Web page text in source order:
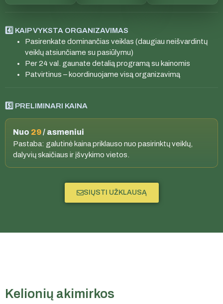
4️⃣ KAIP VYKSTA ORGANIZAVIMAS
Pasirenkate dominančias veiklas (daugiau neišvardintų
veiklų atsiunčiame su pasiūlymu)
Per 24 val. gaunate detalią programą su kainomis
Patvirtinus – koordinuojame visą organizavimą
5️⃣ PRELIMINARI KAINA
Nuo 29/ asmeniui
Pastaba: galutinė kaina priklauso nuo pasirinktų veiklų,
dalyvių skaičiaus ir įšvykimo vietos.
SIŲSTI UŽKLAUSĄ
Kelionių akimirkos